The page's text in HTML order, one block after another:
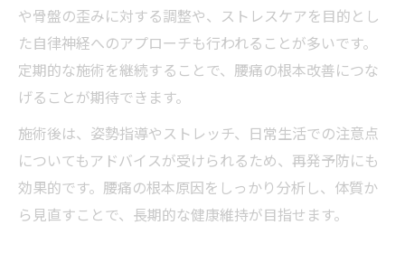
や骨盤の歪みに対する調整や、ストレスケアを目的とし
た自律神経へのアプローチも行われることが多いです。
定期的な施術を継続することで、腰痛の根本改善につな
げることが期待できます。
施術後は、姿勢指導やストレッチ、日常生活での注意点
についてもアドバイスが受けられるため、再発予防にも
効果的です。腰痛の根本原因をしっかり分析し、体質か
ら見直すことで、長期的な健康維持が目指せます。